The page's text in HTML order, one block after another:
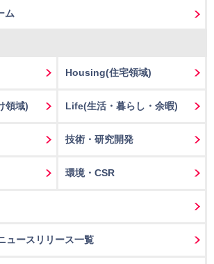
ム
Housing(住宅領域)
領域) Life(生活・暮らし・余暇)
技術・研究開発
環境・CSR
ュースリリース一覧